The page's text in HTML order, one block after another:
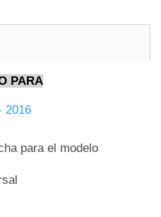
PARA
2016
para el modelo